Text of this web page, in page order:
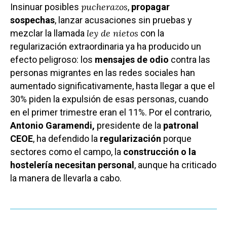
Insinuar posibles pucherazos, propagar
sospechas, lanzar acusaciones sin pruebas y
mezclar la llamada ley de nietos con la
regularización extraordinaria ya ha producido un
efecto peligroso: los mensajes de odio contra las
personas migrantes en las redes sociales han
aumentado significativamente, hasta llegar a que el
30% piden la expulsión de esas personas, cuando
en el primer trimestre eran el 11%. Por el contrario,
Antonio Garamendi, presidente de la patronal
CEOE, ha defendido la regularización porque
sectores como el campo, la construcción o la
hostelería necesitan personal , aunque ha criticado
la manera de llevarla a cabo.
Talavera
Deportes
Sucesos
Medio Ambiente
Planeta Rural
Especiales
Política
Galerías